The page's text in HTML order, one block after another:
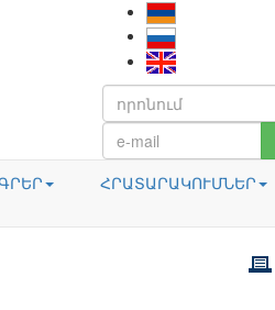
ՀՐԱՏԱՐԱԿՈՒՄՆԵՐ